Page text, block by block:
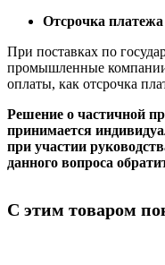
Отсрочка платежа
При поставках по
промышленные
оплаты, как отсрочка
Решение о частичной
принимается
при участии
данного вопроса
С этим товаром